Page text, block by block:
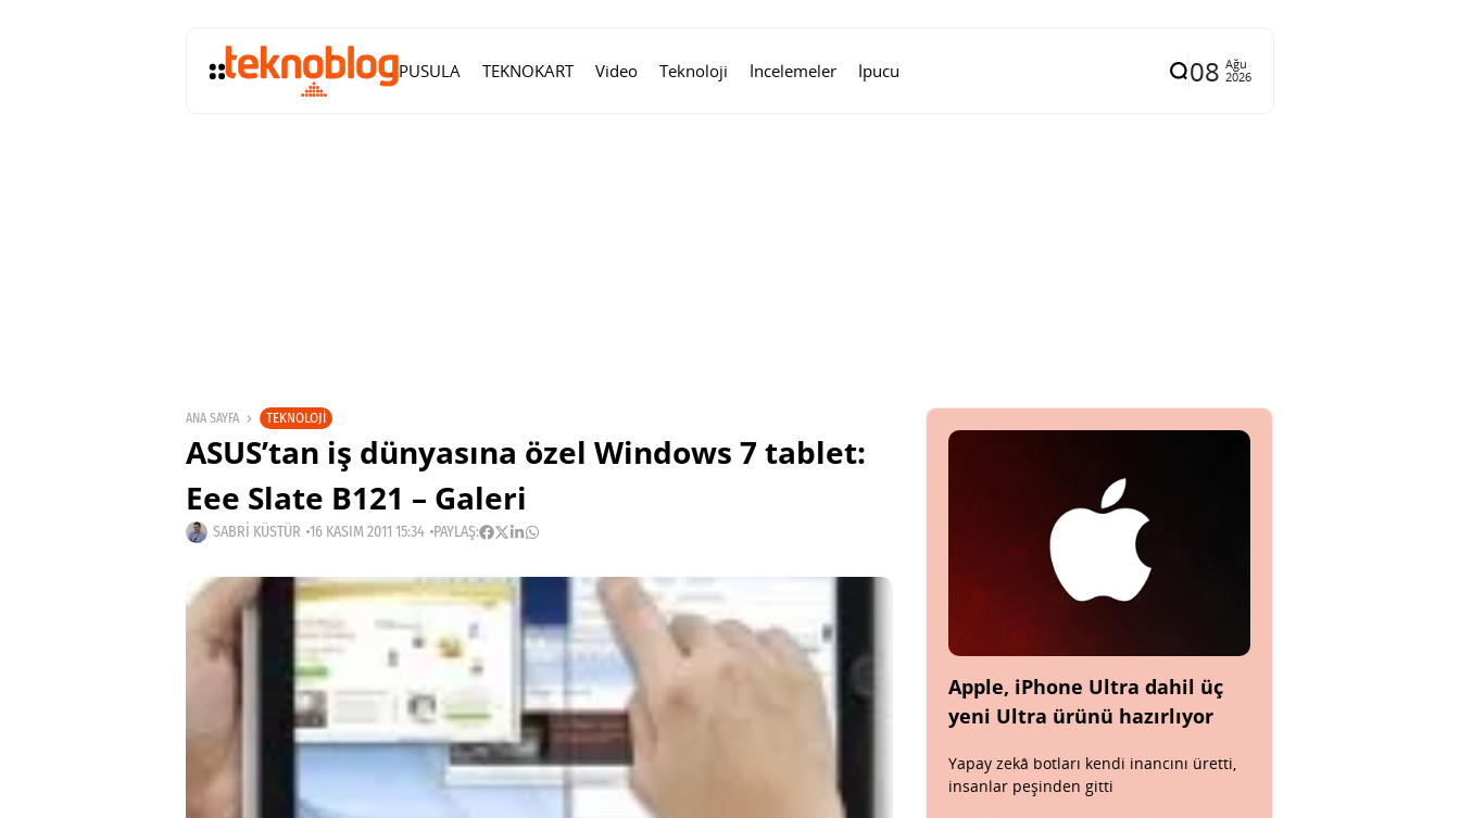
PUSULA TEKNOKART Video Teknoloji İncelemeler İpucu 08 Ağu
2026
ANA SAYFA TEKNOLOJI
ASUS’tan iş dünyasına özel Windows 7 tablet:
Eee Slate B121 – Galeri
SABRI KÜSTÜR 16 KASIM 2011 15:34 PAYLAŞ:
Apple, iPhone Ultra dahil üç
yeni Ultra ürünü hazırlıyor
Yapay zekâ botları kendi inancını üretti,
insanlar peşinden gitti